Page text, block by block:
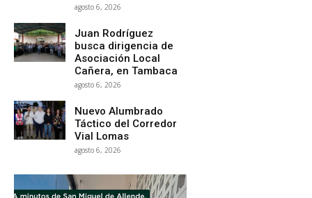
agosto 6, 2026
Juan Rodríguez
busca dirigencia de
Asociación Local
Cañera, en Tambaca
agosto 6, 2026
Nuevo Alumbrado
Táctico del Corredor
Vial Lomas
agosto 6, 2026